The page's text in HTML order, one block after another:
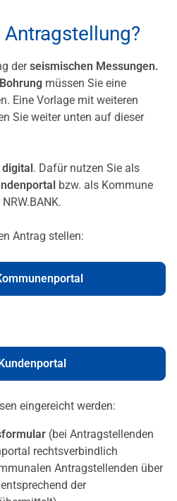
derseismischen Messungen.
Bohrung müssen Sie eine
Eine Vorlage mit weiteren
Sie weiter unten auf dieser
digital . Dafür nutzen Sie als
bzw. als Kommune
Antrag stellen:
eingereicht werden:
(bei Antragstellenden
rechtsverbindlich
Antragstellenden über
der